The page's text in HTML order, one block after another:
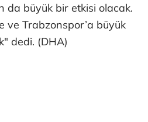
da büyük bir etkisi olacak.
ve Trabzonspor’a büyük
dedi. (DHA)